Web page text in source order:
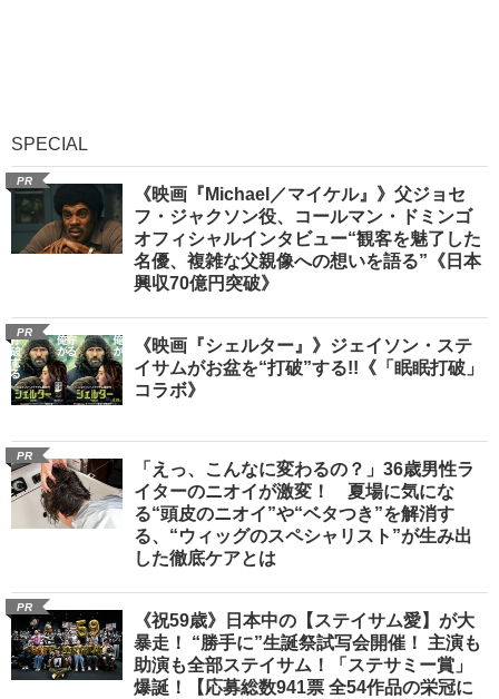
SPECIAL
PR
《映画『Michael／マイケル』》父ジョセ
フ・ジャクソン役、コールマン・ドミンゴ
オフィシャルインタビュー“観客を魅了した
名優、複雑な父親像への想いを語る”《日本
興収70億円突破》
PR
《映画『シェルター』》ジェイソン・ステ
イサムがお盆を“打破”する!!《「眠眠打破」
コラボ》
PR
「えっ、こんなに変わるの？」36歳男性ラ
イターのニオイが激変！ 夏場に気にな
る“頭皮のニオイ”や“ベタつき”を解消す
る、“ウィッグのスペシャリスト”が生み出
した徹底ケアとは
PR
《祝59歳》日本中の【ステイサム愛】が大
暴走！ “勝手に”生誕祭試写会開催！ 主演も
助演も全部ステイサム！「ステサミー賞」
爆誕！【応募総数941票 全54作品の栄冠に